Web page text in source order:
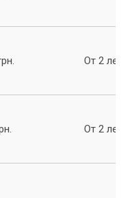
эффективное
даже среди
От 2 лет
От 2 лет